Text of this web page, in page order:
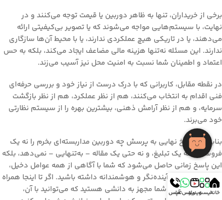
برخی از خریداران، تنها به ظاهر دوربین یا قیمت توجه می‌کنند و در
نهایت، با سیستم‌هایی مواجه می‌شوند که یا تصویر بی‌کیفیتی ارائه
می‌دهند، یا در تاریکی هیچ عملکردی ندارند، یا با محیط آن‌ها سازگاری
ندارند. این مسئله نه‌تنها هزینه مالی مضاعف ایجاد می‌کند، بلکه به حس
اعتماد و اطمینان شما نسبت به امنیت محل نیز آسیب می‌زند.
در نقطه مقابل، کاربرانی که با درک درست از نیاز خود و بررسی حرفه‌ای
فنی اقدام به انتخاب می‌کنند، هم از نظر عملکرد، هم از نظر بازگشت
سرمایه، و هم از نظر آرامش ذهنی، بیشترین بهره را از سیستم نظارتی
خود می‌برند.
بنابراین، پاسخ نهایی به پرسش چه دوربین مداربسته‌ای بخرم را نه یک
فروشنده، نه یک تبلیغ، و نه حتی یک مقاله – به‌تنهایی – نمی‌دهد، بلکه
این پاسخ زمانی حاصل می‌شود که شما با آگاهی از همه عوامل دخیل،
انتخابی هدفمند، آینده‌نگر و هوشمندانه داشته باشید. اگر تا اینجا همراه
ما بوده‌اید، اکنون شما مجهز به دانشی هستید که می‌توانید با آن،
خانهلیستویدیوواتس آپتماس